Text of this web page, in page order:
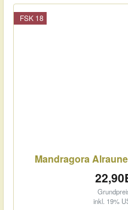
FSK 18
Mandragora
inkl. 19%